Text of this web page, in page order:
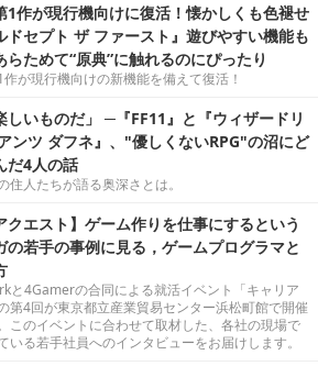
1作が現行機向けに復活！懐かしくも色褪せ
ドセプト ザ ファースト』遊びやすい機能も
らためて“原典”に触れるのにぴったり
が現行機向けの新機能を備えて復活！
しいものだ」 ─『FF11』と『ウィザードリ
ンツ ダフネ』、"優しくないRPG"の沼にど
だ4人の話
住人たちが語る奥深さとは。
クエスト】ゲーム作りを仕事にするという
の若手の事例に見る，ゲームプログラマと
と4Gamerの合同による就活イベント「キャリア
第4回が東京都立産業貿易センター浜松町館で開催
このイベントに合わせて取材した、各社の現場で
いる若手社員へのインタビューをお届けします。